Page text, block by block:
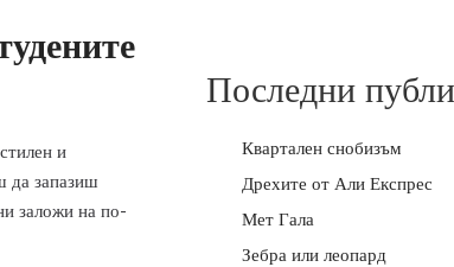
и
да запазиш
заложи на по-
Последни
Квартален снобизъм
Дрехите от Али Експрес
Мет Гала
Зебра или леопард